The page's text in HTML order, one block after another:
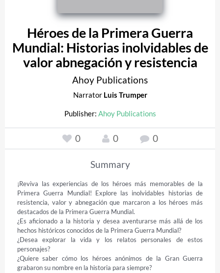
Héroes de la Primera Guerra
Mundial: Historias inolvidables de
valor abnegación y resistencia
Ahoy Publications
Narrator Luis Trumper
Publisher: Ahoy Publications
0 0 0
Summary
¡Reviva las experiencias de los héroes más memorables de la
Primera Guerra Mundial! Explore las inolvidables historias de
resistencia, valor y abnegación que marcaron a los héroes más
destacados de la Primera Guerra Mundial.
¿Es aficionado a la historia y desea aventurarse más allá de los
hechos históricos conocidos de la Primera Guerra Mundial?
¿Desea explorar la vida y los relatos personales de estos
personajes?
¿Quiere saber cómo los héroes anónimos de la Gran Guerra
grabaron su nombre en la historia para siempre?